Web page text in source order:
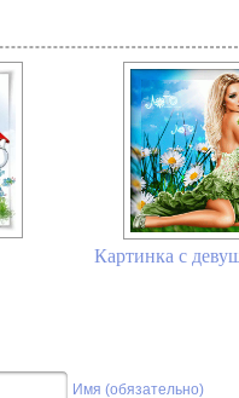
Картинка с
Имя (обязательно)